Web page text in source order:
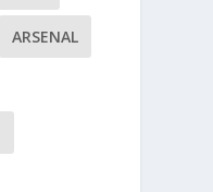
ARSENAL